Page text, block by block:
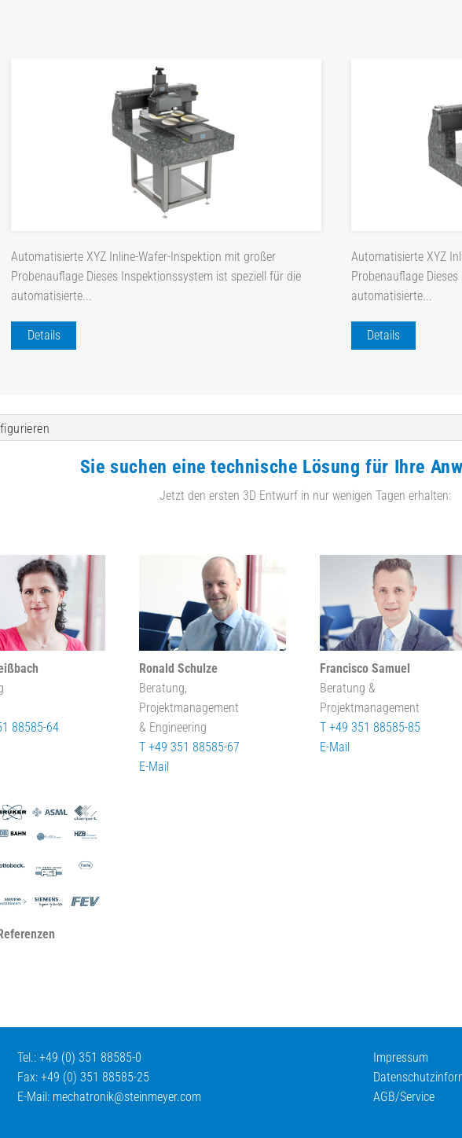
Automatisierte XYZ Inline-Wafer-Inspektion mit großer
Probenauflage Dieses Inspektionssystem ist speziell für die
automatisierte...
Details
Automatisierte XYZ
Probenauflage
automatisierte...
Details
Sie suchen eine technische Lösung für Ihre
Jetzt den ersten 3D Entwurf in nur wenigen Tagen erhalten:
88585-64
Ronald Schulze
Beratung,
Projektmanagement
& Engineering
T +49 351 88585-67
E-Mail
Francisco Samuel
Beratung &
Projektmanagement
T +49 351 88585-85
E-Mail
Tel.: +49 (0) 351 88585-0
Fax: +49 (0) 351 88585-25
E-Mail: mechatronik@steinmeyer.com
Impressum
AGB/Service